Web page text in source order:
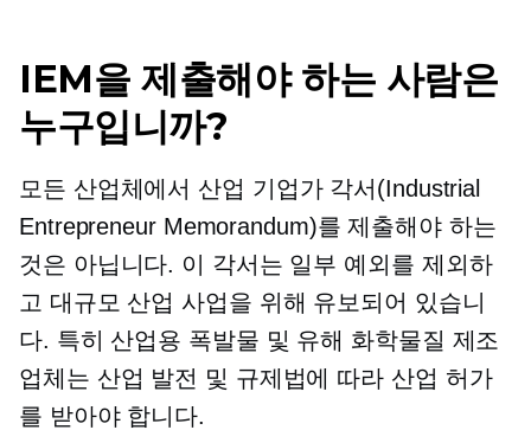
IEM을 제출해야 하는 사람은
누구입니까?
모든 산업체에서 산업 기업가 각서(Industrial
Entrepreneur Memorandum)를 제출해야 하는
것은 아닙니다. 이 각서는 일부 예외를 제외하
고 대규모 산업 사업을 위해 유보되어 있습니
다. 특히 산업용 폭발물 및 유해 화학물질 제조
업체는 산업 발전 및 규제법에 따라 산업 허가
를 받아야 합니다.